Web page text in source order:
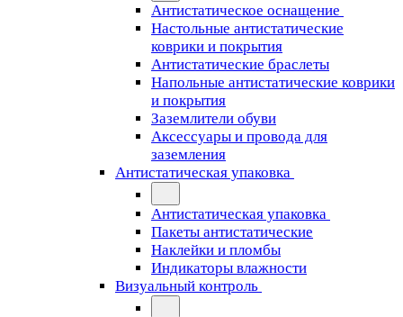
Антистатическое оснащение
Настольные антистатические
коврики и покрытия
Антистатические браслеты
Напольные антистатические коврики
и покрытия
Заземлители обуви
Аксессуары и провода для
заземления
Антистатическая упаковка
Антистатическая упаковка
Пакеты антистатические
Наклейки и пломбы
Индикаторы влажности
Визуальный контроль